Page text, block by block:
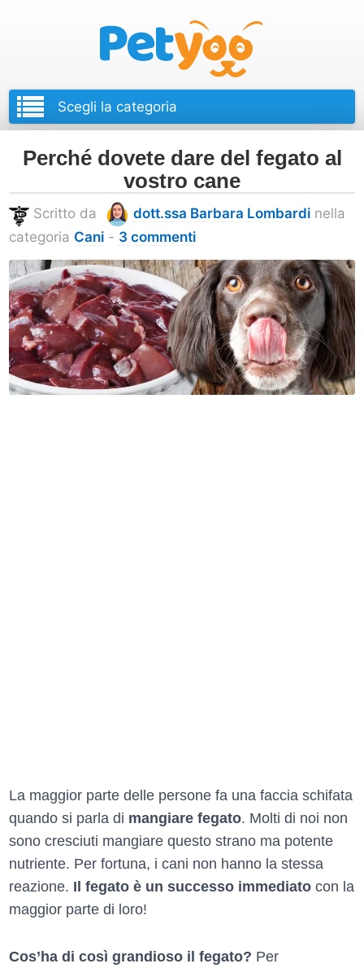
Perché dovete dare del fegato al
vostro cane
Scritto da dott.ssa Barbara Lombardi nella
categoria Cani - 3 commenti
La maggior parte delle persone fa una faccia schifata
quando si parla di mangiare fegato. Molti di noi non
sono cresciuti mangiare questo strano ma potente
nutriente. Per fortuna, i cani non hanno la stessa
reazione. Il fegato è un successo immediato con la
maggior parte di loro!
Cos’ha di così grandioso il fegato? Per